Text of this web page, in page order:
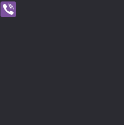
WhatsApp